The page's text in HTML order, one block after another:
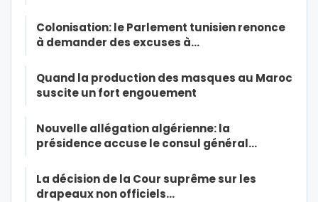
Colonisation: le Parlement tunisien renonce
à demander des excuses à…
Quand la production des masques au Maroc
suscite un fort engouement
Nouvelle allégation algérienne: la
présidence accuse le consul général…
La décision de la Cour suprême sur les
drapeaux non officiels…